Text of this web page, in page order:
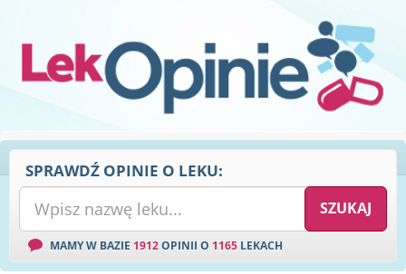
SPRAWDŹ OPINIE O LEKU:
MAMY W BAZIE 1912OPINII O 1165 LEKACH